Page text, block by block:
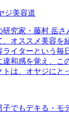
ジ美容道
研究家・藤村 岳
、オススメ美容を
ライターという毎
違和感を覚え、こ
トは、オヤジにと
子でもデキる・モ